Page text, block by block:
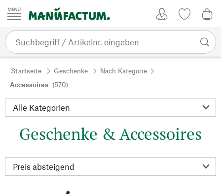
Zum Inhalt springen
Startseite Geschenke
Nach Kategorie
Accessoires (570)
Geschenke & Accessoires